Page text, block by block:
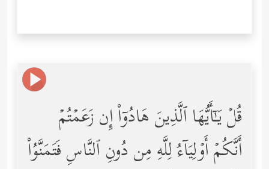
قُلۡ یَـٰۤأَیُّهَا ٱلَّذِینَ هَادُوۤاْ إِن زَعَمۡتُمۡ
أَنَّكُمۡ أَوۡلِیَاۤءُ لِلَّهِ مِن دُونِ ٱلنَّاسِ فَتَمَنَّوُاْ